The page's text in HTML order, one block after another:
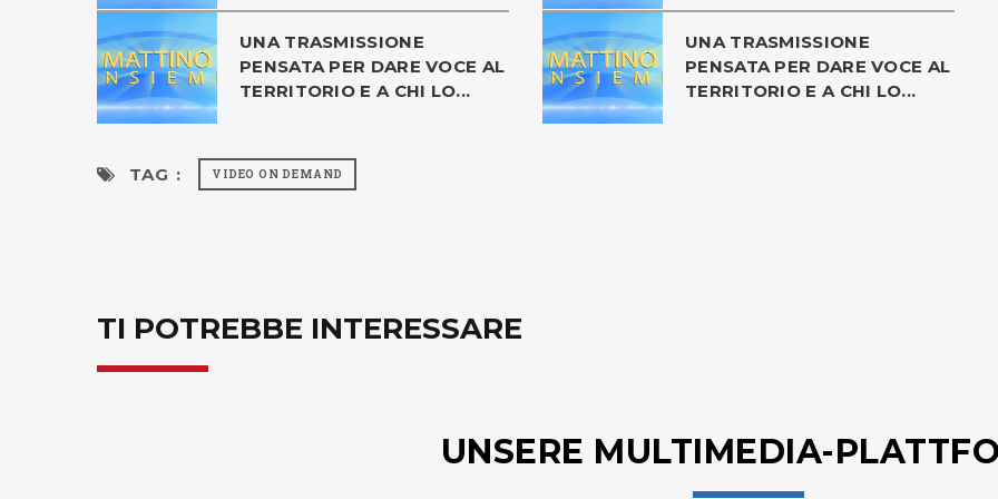
UNA TRASMISSIONE
PENSATA PER DARE VOCE AL
TERRITORIO E A CHI LO...
UNA TRASMISSIONE
PENSATA PER DARE VOCE AL
TERRITORIO E A CHI LO...
TAG : VIDEO ON DEMAND
TI POTREBBE INTERESSARE
UNSERE MULTIMEDIA-